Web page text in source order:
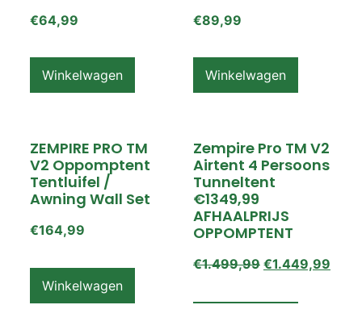
€64,99
Winkelwagen
€89,99
Winkelwagen
ZEMPIRE PRO TM
V2 Oppomptent
Tentluifel /
Awning Wall Set
€164,99
Winkelwagen
Zempire Pro TM V2
Airtent 4 Persoons
Tunneltent
€1349,99
AFHAALPRIJS
OPPOMPTENT
€1.499,99 €1.449,99